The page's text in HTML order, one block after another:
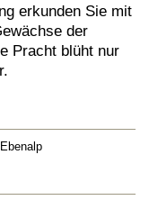
erkunden Sie mit
der
Pracht blüht nur